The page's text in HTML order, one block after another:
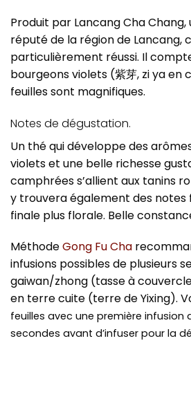
Produit par Lancang Cha
réputé de la région de Lancang,
particulièrement réussi. Il
bourgeons violets (紫芽, zi ya en
feuilles sont magnifiques.
Notes de dégustation.
Un thé qui développe des
violets et une belle richesse
camphrées s’allient aux tanins
y trouvera également des notes
finale plus florale. Belle
MéthodeGong Fu Cha
infusions possibles de plusieurs
gaiwan/zhong (tasse à
en terre cuite (terre de Yixing).
feuilles avec une première infusion
secondes avant d’infuser pour la